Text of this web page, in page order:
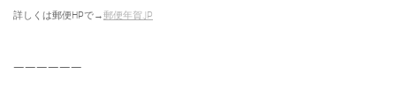
詳しくは郵便HPで→郵便年賀.JP
——————